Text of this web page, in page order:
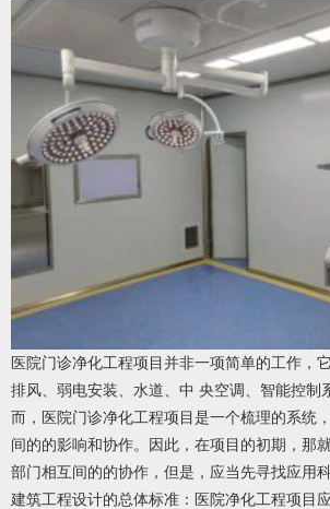
医院门诊净化工程项目并非一项简单的工作，
排风、弱电安装、水道、中 央空调、智能控制
而，医院门诊净化工程项目是一个梳理的系统
间的的影响和协作。因此，在项目的初期，那
部门相互间的的协作，但是，应当先寻找应用科
建筑工程设计的总体标准：医院净化工程项目